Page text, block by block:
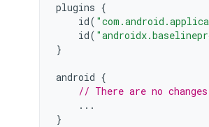
plugins {
id(
id(
}
android {
// There are no
...
}